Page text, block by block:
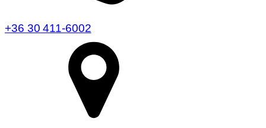
+36 30 411-6002